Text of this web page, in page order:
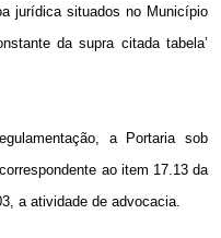
jurídica situados no Município
da supra citada tabela’
a Portaria sob
ao item 17.13 da
a atividade de advocacia.